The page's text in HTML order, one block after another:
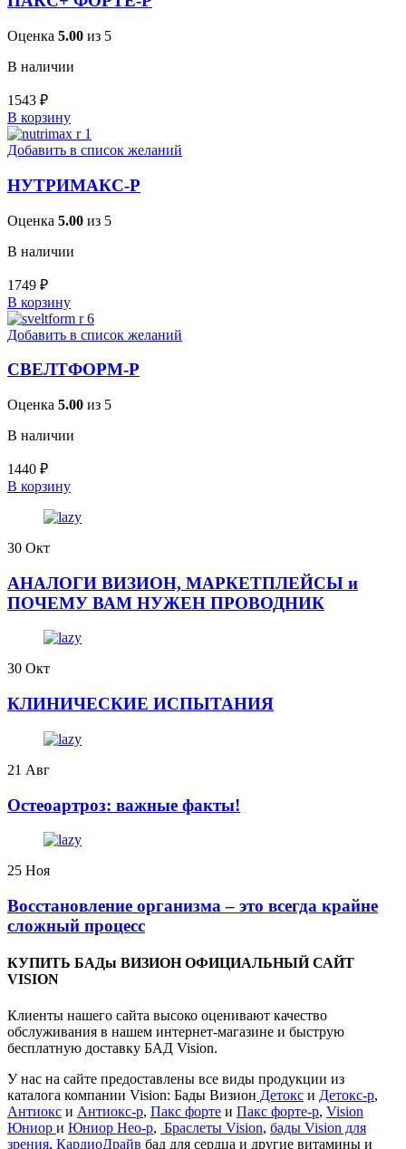
Оценка 5.00 из 5
В наличии
1543 ₽
В корзину
Добавить в список желаний
НУТРИМАКС-Р
Оценка 5.00 из 5
В наличии
1749 ₽
В корзину
Добавить в список желаний
СВЕЛТФОРМ-Р
Оценка 5.00 из 5
В наличии
1440 ₽
В корзину
30 Окт
АНАЛОГИ ВИЗИОН, МАРКЕТПЛЕЙСЫ и
ПОЧЕМУ ВАМ НУЖЕН ПРОВОДНИК
30 Окт
КЛИНИЧЕСКИЕ ИСПЫТАНИЯ
21 Авг
️Остеоартроз: важные факты!
25 Ноя
Восстановление организма – это всегда крайне
сложный процесс
КУПИТЬ БАДы ВИЗИОН ОФИЦИАЛЬНЫЙ САЙТ
VISION
Клиенты нашего сайта высоко оценивают качество
обслуживания в нашем интернет-магазине и быструю
бесплатную доставку БАД Vision.
У нас на сайте предоставлены все виды продукции из
каталога компании Vision: Бады Визион Детокс и Детокс-р,
Антиокс и Антиокс-р, Пакс форте и Пакс форте-р, Vision
Юниор и Юниор Нео-р, Браслеты Vision, бады Vision для
зрения, КардиоДрайв бад для сердца и другие витамины и